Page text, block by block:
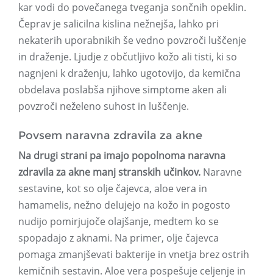
kar vodi do povečanega tveganja sončnih opeklin.
Čeprav je salicilna kislina nežnejša, lahko pri
nekaterih uporabnikih še vedno povzroči luščenje
in draženje. Ljudje z občutljivo kožo ali tisti, ki so
nagnjeni k draženju, lahko ugotovijo, da kemična
obdelava poslabša njihove simptome aken ali
povzroči neželeno suhost in luščenje.
Povsem naravna zdravila za akne
Na drugi strani pa imajo popolnoma naravna
zdravila za akne manj stranskih učinkov. Naravne
sestavine, kot so olje čajevca, aloe vera in
hamamelis, nežno delujejo na kožo in pogosto
nudijo pomirjujoče olajšanje, medtem ko se
spopadajo z aknami. Na primer, olje čajevca
pomaga zmanjševati bakterije in vnetja brez ostrih
kemičnih sestavin. Aloe vera pospešuje celjenje in